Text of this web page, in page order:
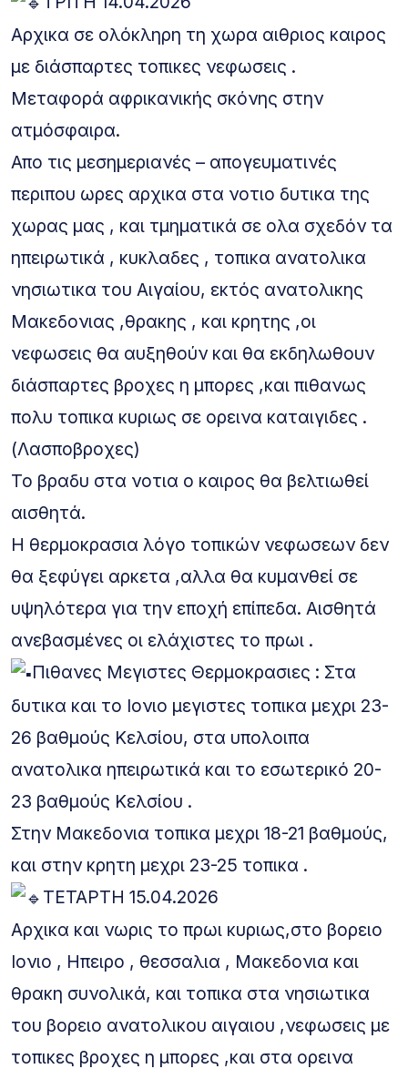
Αρχικα σε ολόκληρη τη χωρα αιθριος καιρος
με διάσπαρτες τοπικες νεφωσεις .
Μεταφορά αφρικανικής σκόνης στην
ατμόσφαιρα.
Απο τις μεσημεριανές – απογευματινές
περιπου ωρες αρχικα στα νοτιο δυτικα της
χωρας μας , και τμηματικά σε ολα σχεδόν τα
ηπειρωτικά , κυκλαδες , τοπικα ανατολικα
νησιωτικα του Αιγαίου, εκτός ανατολικης
Μακεδονιας ,θρακης , και κρητης ,οι
νεφωσεις θα αυξηθούν και θα εκδηλωθουν
διάσπαρτες βροχες η μπορες ,και πιθανως
πολυ τοπικα κυριως σε ορεινα καταιγιδες .
(Λασποβροχες)
Το βραδυ στα νοτια ο καιρος θα βελτιωθεί
αισθητά.
Η θερμοκρασια λόγο τοπικών νεφωσεων δεν
θα ξεφύγει αρκετα ,αλλα θα κυμανθεί σε
υψηλότερα για την εποχή επίπεδα. Αισθητά
ανεβασμένες οι ελάχιστες το πρωι .
Πιθανες Μεγιστες Θερμοκρασιες : Στα
δυτικα και το Ιονιο μεγιστες τοπικα μεχρι 23-
26 βαθμούς Κελσίου, στα υπολοιπα
ανατολικα ηπειρωτικά και το εσωτερικό 20-
23 βαθμούς Κελσίου .
Στην Μακεδονια τοπικα μεχρι 18-21 βαθμούς,
και στην κρητη μεχρι 23-25 τοπικα .
ΤΕΤΑΡΤΗ 15.04.2026
Αρχικα και νωρις το πρωι κυριως,στο βορειο
Ιονιο , Ηπειρο , θεσσαλια , Μακεδονια και
θρακη συνολικά, και τοπικα στα νησιωτικα
του βορειο ανατολικου αιγαιου ,νεφωσεις με
τοπικες βροχες η μπορες ,και στα ορεινα